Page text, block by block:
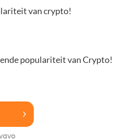
van crypto!
populariteit van Crypto!